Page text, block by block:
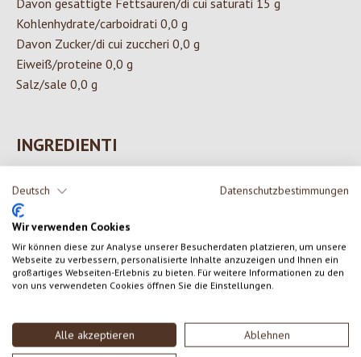
Deutsch Datenschutzbestimmungen
Wir verwenden Cookies
Wir können diese zur Analyse unserer Besucherdaten platzieren, um unsere
Webseite zu verbessern, personalisierte Inhalte anzuzeigen und Ihnen ein
großartiges Webseiten-Erlebnis zu bieten. Für weitere Informationen zu den
von uns verwendeten Cookies öffnen Sie die Einstellungen.
Alle akzeptieren Ablehnen
Davon gesättigte Fettsäuren/di cui saturati 15 g
Kohlenhydrate/carboidrati 0,0 g
Davon Zucker/di cui zuccheri 0,0 g
Eiweiß/proteine 0,0 g
Salz/sale 0,0 g
INGREDIENTI
direttamente dalle olive, olio extra vergine d'oliva* olio d'oliva
raffinato (al vapore)*
*da agricoltura biologica certificata
0 di 0 valutazioni